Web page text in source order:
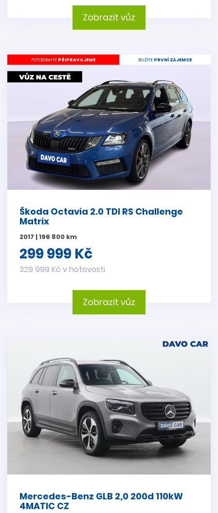
Zobrazit vůz
FOTOGRAFIE PŘIPRAVUJEME BUĎTE PRVNÍ ZÁJEMCE
Škoda Octavia 2.0 TDI RS Challenge
Matrix
2017 | 196 800 km
299 999 Kč
329 999 Kč v hotovosti
Zobrazit vůz
Mercedes-Benz GLB 2,0 200d 110kW
4MATIC CZ